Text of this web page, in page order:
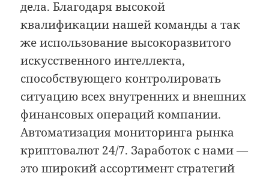
дела. Благодаря высокой
квалификации нашей команды а так
же использование высокоразвитого
искусственного интеллекта,
способствующего контролировать
ситуацию всех внутренних и внешних
финансовых операций компании.
Автоматизация мониторинга рынка
криптовалют 24/7. Заработок с нами —
это широкий ассортимент стратегий